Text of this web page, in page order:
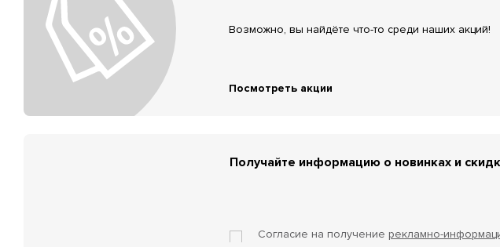
Возможно, вы найдёте что-то среди наших акций!
Посмотреть акции
Получайте информацию о новинках и
Согласие на получение рекламно-